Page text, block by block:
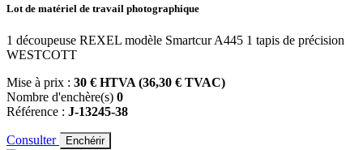
Lot de matériel de travail photographique
1 découpeuse REXEL modèle Smartcur A445 1 tapis de précision
WESTCOTT
Mise à prix : 30 € HTVA (36,30 € TVAC)
Nombre d'enchère(s) 0
Référence : J-13245-38
Consulter Enchérir